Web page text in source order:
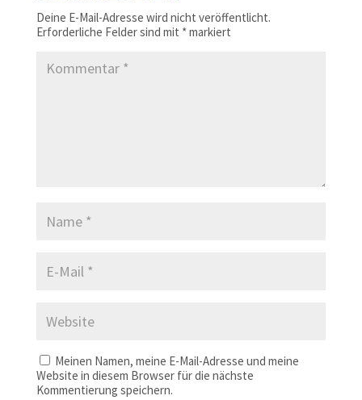
Deine E-Mail-Adresse wird nicht veröffentlicht.
Erforderliche Felder sind mit *markiert
Meinen Namen, meine E-Mail-Adresse und meine
Website in diesem Browser für die nächste
Kommentierung speichern.